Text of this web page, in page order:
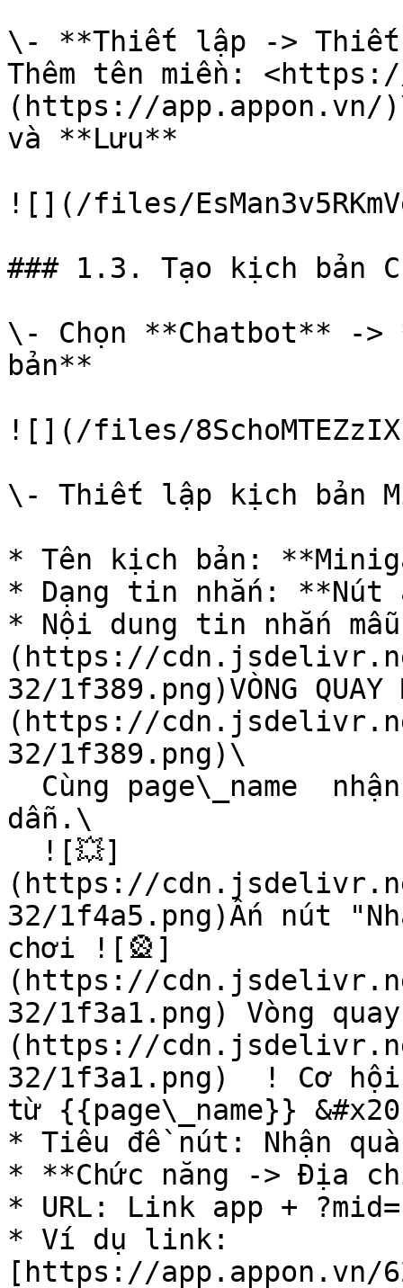
\- **Thiết lập -> Thiết
Thêm tên miền:
(https://app.appon.vn/
và **Lưu**
![](/files/
### 1.3. Tạo kịch bản
\- Chọn **Chatbot** ->
bản**
![](/files/
\- Thiết lập kịch bản
* Tên kịch bản:
* Dạng tin nhắn: **Nút
* Nội dung tin nhắn
(https://
32/1f389.png)VÒNG
(https://
32/1f389.png)\
dẫn.\
(https://
32/1f4a5.png)Ấn nút
chơi ![🎡]
(https://
32/1f3a1.png) Vòng
(https://
32/1f3a1.png)  ! Cơ hội
từ {{page\_name}}
* Tiêu đề nút: Nhận quà
* **Chức năng -> Địa
* URL: Link app +
* Ví dụ link:
[https://app.appon.vn/